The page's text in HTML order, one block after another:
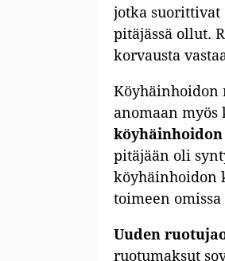
jotka suorittivat
pitäjässä ollut.
korvausta
Köyhäinhoidon
anomaan
pitäjään oli
köyhäinhoidon
toimeen
Uuden
ruotumaksut